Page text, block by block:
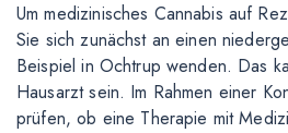
Um medizinisches Cannabis auf
Sie sich zunächst an einen
Beispiel in Ochtrup wenden. Das
Hausarzt sein. Im Rahmen einer
prüfen, ob eine Therapie mit